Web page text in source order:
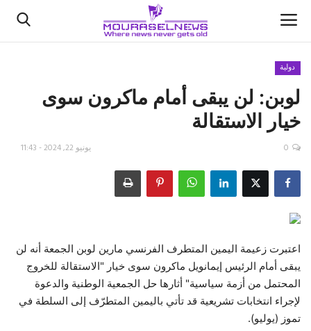
الأخبار
كتّابنا
اقتصاد
رياضة
فيديو
دولية
لوبن: لن يبقى أمام ماكرون سوى
خيار الاستقالة
يونيو 22, 2024 - 11:43 0
اعتبرت زعيمة اليمين المتطرف الفرنسي مارين لوبن الجمعة أنه لن
يبقى أمام الرئيس إيمانويل ماكرون سوى خيار "الاستقالة للخروج
المحتمل من أزمة سياسية" أثارها حل الجمعية الوطنية والدعوة
لإجراء انتخابات تشريعية قد تأتي باليمين المتطرّف إلى السلطة في
تموز (يوليو).